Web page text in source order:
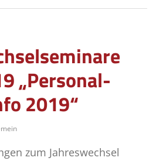
„Personal-
2019“
zum Jahreswechsel